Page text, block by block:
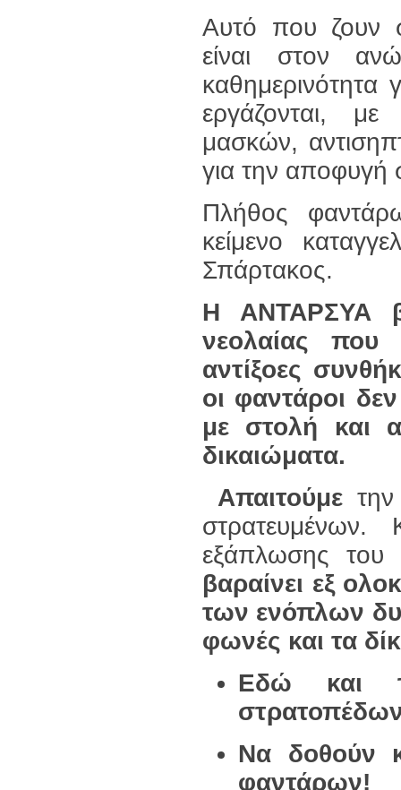
Αυτό που ζουν
είναι στον
καθημερινότητα
εργάζονται,
μασκών,
για την αποφυγή
Πλήθος
κείμενο
Σπάρτακος.
Η ΑΝΤΑΡΣΥΑ
νεολαίας που
αντίξοες
οι φαντάροι
με στολή και
δικαιώματα.
Απαιτούμε
εξάπλωσης
βαραίνει εξ
των ενόπλων
φωνές και τα
Εδώ και
Να δοθούν
φαντάρων!